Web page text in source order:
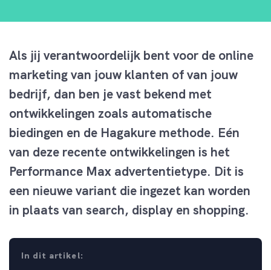
Als jij verantwoordelijk bent voor de online
marketing van jouw klanten of van jouw
bedrijf, dan ben je vast bekend met
ontwikkelingen zoals automatische
biedingen en de Hagakure methode. Eén
van deze recente ontwikkelingen is het
Performance Max advertentietype. Dit is
een nieuwe variant die ingezet kan worden
in plaats van search, display en shopping.
In dit artikel: